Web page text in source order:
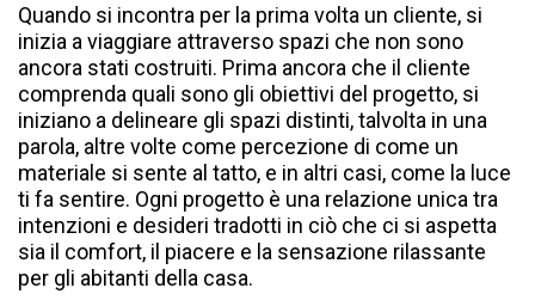
Quando si incontra per la prima volta un cliente, si
inizia a viaggiare attraverso spazi che non sono
ancora stati costruiti. Prima ancora che il cliente
comprenda quali sono gli obiettivi del progetto, si
iniziano a delineare gli spazi distinti, talvolta in una
parola, altre volte come percezione di come un
materiale si sente al tatto, e in altri casi, come la luce
ti fa sentire. Ogni progetto è una relazione unica tra
intenzioni e desideri tradotti in ciò che ci si aspetta
sia il comfort, il piacere e la sensazione rilassante
per gli abitanti della casa.